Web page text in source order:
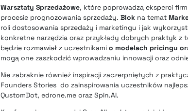
Warsztaty Sprzedażowe, które poprowadzą eksperci
procesie prognozowania sprzedaży. Blok na temat
roli dostosowania sprzedaży i marketingu i jak
konkretne narzędzia oraz przykłady dobrych praktyk z
będzie rozmawiał z uczestnikami o modelach pricingu
mogą one zaszkodzić wprowadzaniu innowacji oraz
Nie zabraknie również inspiracji zaczerpniętych z
Founders Stories do zainspirowania uczestników
QustomDot, edrone.me oraz Spin.AI.